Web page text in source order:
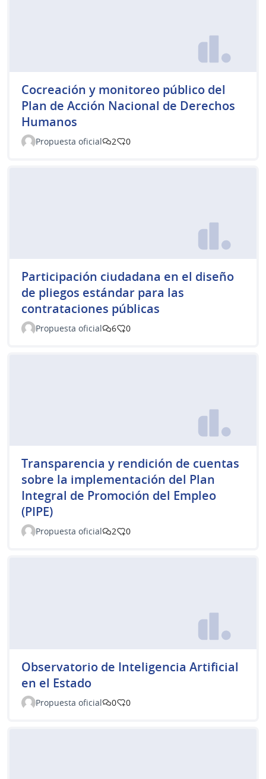
Cocreación y monitoreo público del
Plan de Acción Nacional de Derechos
Humanos
Propuesta oficial 2 0
Participación ciudadana en el diseño
de pliegos estándar para las
contrataciones públicas
Propuesta oficial 6 0
Transparencia y rendición de cuentas
sobre la implementación del Plan
Integral de Promoción del Empleo
(PIPE)
Propuesta oficial 2 0
Observatorio de Inteligencia Artificial
en el Estado
Propuesta oficial 0 0